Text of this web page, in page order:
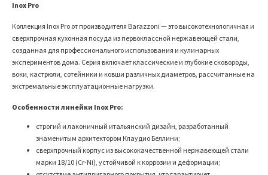
Inox Pro
Коллекция Inox Pro от производителя Barazzoni — это высокотехнологичная и
сверхпрочная кухонная посуда из первоклассной нержавеющей стали,
созданная для профессионального использования и кулинарных
экспериментов дома. Серия включает классические и глубокие сковороды,
воки, кастрюли, сотейники и ковши различных диаметров, рассчитанные на
экстремальные эксплуатационные нагрузки.
Особенности линейки Inox Pro:
строгий и лаконичный итальянский дизайн, разработанный
знаменитым архитектором Клаудио Беллини;
сверхпрочный корпус из высококачественной нержавеющей стали
марки 18/10 (Cr-Ni), устойчивой к коррозии и деформации;